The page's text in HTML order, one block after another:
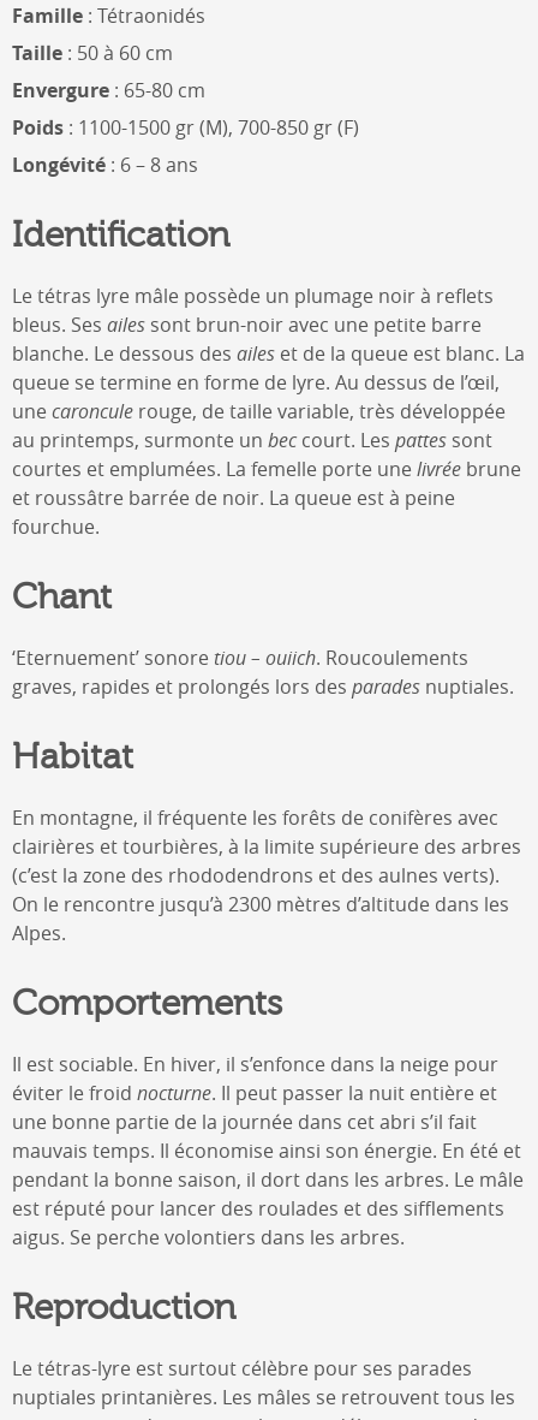
Famille : Tétraonidés
Taille : 50 à 60 cm
Envergure : 65-80 cm
Poids : 1100-1500 gr (M), 700-850 gr (F)
Longévité : 6 – 8 ans
Identification
Le tétras lyre mâle possède un plumage noir à reflets
bleus. Ses ailes sont brun-noir avec une petite barre
blanche. Le dessous des ailes et de la queue est blanc. La
queue se termine en forme de lyre. Au dessus de l’œil,
une caroncule rouge, de taille variable, très développée
au printemps, surmonte un beccourt. Les pattes sont
courtes et emplumées. La femelle porte une livrée brune
et roussâtre barrée de noir. La queue est à peine
fourchue.
Chant
‘Eternuement’ sonore tiou – ouiich. Roucoulements
graves, rapides et prolongés lors des parades nuptiales.
Habitat
En montagne, il fréquente les forêts de conifères avec
clairières et tourbières, à la limite supérieure des arbres
(c’est la zone des rhododendrons et des aulnes verts).
On le rencontre jusqu’à 2300 mètres d’altitude dans les
Alpes.
Comportements
Il est sociable. En hiver, il s’enfonce dans la neige pour
éviter le froid nocturne. Il peut passer la nuit entière et
une bonne partie de la journée dans cet abri s’il fait
mauvais temps. Il économise ainsi son énergie. En été et
pendant la bonne saison, il dort dans les arbres. Le mâle
est réputé pour lancer des roulades et des sifflements
aigus. Se perche volontiers dans les arbres.
Reproduction
Le tétras-lyre est surtout célèbre pour ses parades
nuptiales printanières. Les mâles se retrouvent tous les